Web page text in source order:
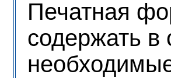
Печатная
содержать в